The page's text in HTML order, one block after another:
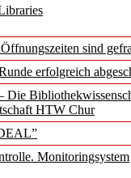
sind
erfolgreich
Die
HTW Chur
Monitoringsystem
(August
von